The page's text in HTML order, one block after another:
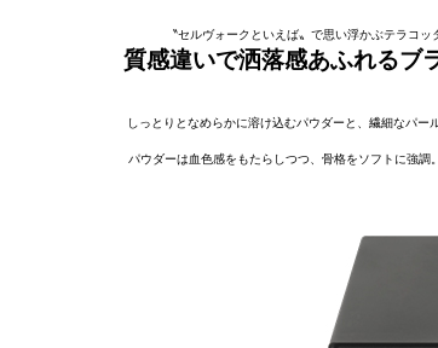
〝セルヴォークといえば〟で思い浮かぶテラコ
質感違いで洒落感あふれるブ
しっとりとなめらかに溶け込むパウダーと、繊細なパ
パウダーは血色感をもたらしつつ、骨格をソフトに強